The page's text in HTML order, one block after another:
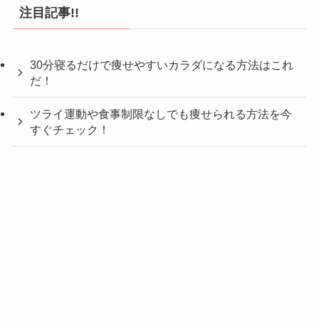
注目記事!!
30分寝るだけで痩せやすいカラダになる方法はこれ
だ！
ツライ運動や食事制限なしでも痩せられる方法を今
すぐチェック！